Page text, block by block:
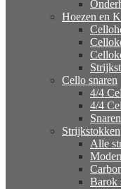
Hoezen en
Cello snaren
4/4
4/4
Strijkstokken
Alle
Barok